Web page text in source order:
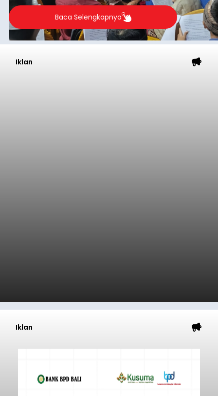
2026.
Baca Selengkapnya
Iklan
Iklan